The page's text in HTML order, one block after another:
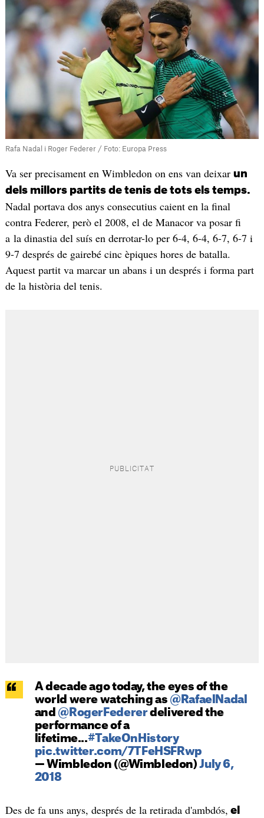
Rafa Nadal i Roger Federer / Foto: Europa Press
Va ser precisament en Wimbledon on ens van deixar un
dels millors partits de tenis de tots els temps.
Nadal portava dos anys consecutius caient en la final
contra Federer, però el 2008, el de Manacor va posar fi
a la dinastia del suís en derrotar-lo per 6-4, 6-4, 6-7, 6-7 i
9-7 després de gairebé cinc èpiques hores de batalla.
Aquest partit va marcar un abans i un després i forma part
de la història del tenis.
A decade ago today, the eyes of the
world were watching as @RafaelNadal
and @RogerFedererdelivered the
performance of a
lifetime...#TakeOnHistory
pic.twitter.com/7TFeHSFRwp
— Wimbledon (@Wimbledon)July 6,
2018
Des de fa uns anys, després de la retirada d'ambdós, el